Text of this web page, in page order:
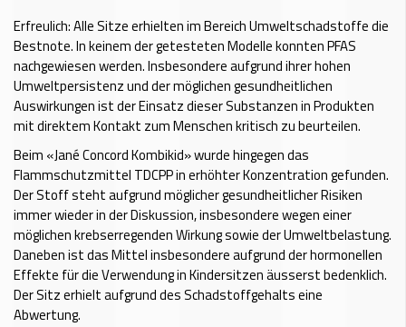
Erfreulich: Alle Sitze erhielten im Bereich Umweltschadstoffe die
Bestnote. In keinem der getesteten Modelle konnten PFAS
nachgewiesen werden. Insbesondere aufgrund ihrer hohen
Umweltpersistenz und der möglichen gesundheitlichen
Auswirkungen ist der Einsatz dieser Substanzen in Produkten
mit direktem Kontakt zum Menschen kritisch zu beurteilen.
Beim «Jané Concord Kombikid» wurde hingegen das
Flammschutzmittel TDCPP in erhöhter Konzentration gefunden.
Der Stoff steht aufgrund möglicher gesundheitlicher Risiken
immer wieder in der Diskussion, insbesondere wegen einer
möglichen krebserregenden Wirkung sowie der Umweltbelastung.
Daneben ist das Mittel insbesondere aufgrund der hormonellen
Effekte für die Verwendung in Kindersitzen äusserst bedenklich.
Der Sitz erhielt aufgrund des Schadstoffgehalts eine
Abwertung.